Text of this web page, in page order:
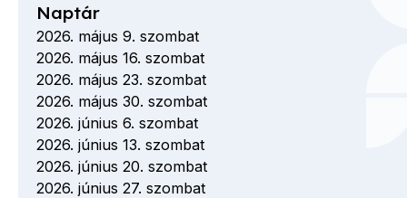
Naptár
2026. május 9. szombat
2026. május 16. szombat
2026. május 23. szombat
2026. május 30. szombat
2026. június 6. szombat
2026. június 13. szombat
2026. június 20. szombat
2026. június 27. szombat